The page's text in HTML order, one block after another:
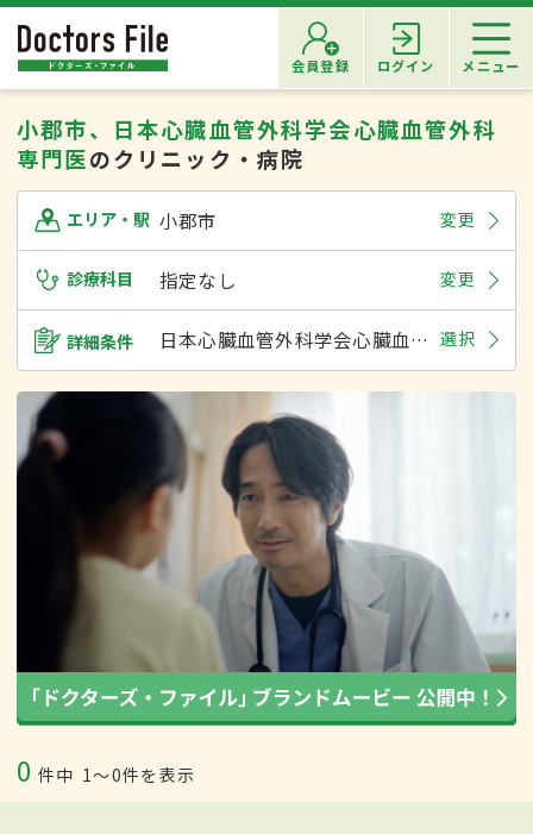
会員登録 ログイン メニュー
小郡市、日本心臓血管外科学会心臓血管外科
専門医のクリニック・病院
エリア・駅 小郡市 変更
診療科目 指定なし 変更
詳細条件 日本心臓血管外科学会心臓血管外科専門医 選択
0 件中 1〜0件を表示